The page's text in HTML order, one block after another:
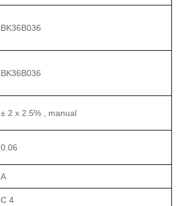
BK36B036
BK36B036
± 2 x 2.5% , manual
0.06
A
C 4